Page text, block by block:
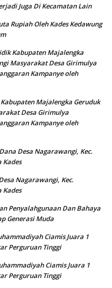
Juga Di Kecamatan Lain
Rupiah Oleh Kades Kedawung
Kabupaten Majalengka
Masyarakat Desa Girimulya
Kampanye oleh
Kabupaten Majalengka Geruduk
Desa Girimulya
Kampanye oleh
Desa Nagarawangi, Kec.
Kades
Nagarawangi, Kec.
Kades
Penyalahgunaan Dan Bahaya
Generasi Muda
Ciamis Juara 1
Perguruan Tinggi
Ciamis Juara 1
Perguruan Tinggi